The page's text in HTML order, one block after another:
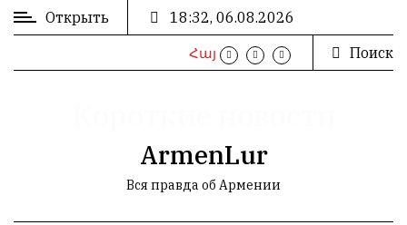
ВХОД
Открыть 18:32, 06.08.2026
Հայ Поиск
ArmenLur
Вся правда об Армении